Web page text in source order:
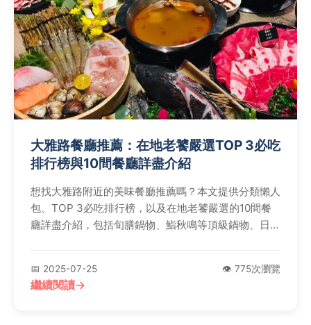
大雅路餐廳推薦：在地老饕嚴選TOP 3必吃
排行榜與10間餐廳詳盡介紹
想找大雅路附近的美味餐廳推薦嗎？本文提供分類懶人
包、TOP 3必吃排行榜，以及在地老饕嚴選的10間餐
廳詳盡介紹，包括旬膳鍋物、鮨秋鳴等頂級鍋物、日式
📅 2025-07-25 👁️ 775次瀏覽
繼續閱讀